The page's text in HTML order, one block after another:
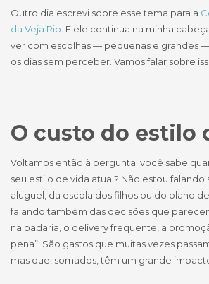
Outro dia escrevi sobre esse tema para a
da Veja Rio. E ele continua na minha
ver com escolhas — pequenas e grandes
os dias sem perceber. Vamos falar sobre
O custo do estilo
Voltamos então à pergunta: você sabe
seu estilo de vida atual? Não estou falando
aluguel, da escola dos filhos ou do plano
falando também das decisões que
na padaria, o delivery frequente, a
pena”. São gastos que muitas vezes
mas que, somados, têm um grande